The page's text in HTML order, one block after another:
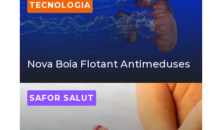
TECNOLOGIA
Nova Boia Flotant Antimeduses
SAFOR SALUT